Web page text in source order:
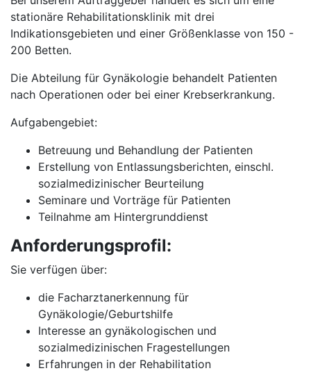
stationäre Rehabilitationsklinik mit drei
Indikationsgebieten und einer Größenklasse von 150 -
200 Betten.
Die Abteilung für Gynäkologie behandelt Patienten
nach Operationen oder bei einer Krebserkrankung.
Aufgabengebiet:
Betreuung und Behandlung der Patienten
Erstellung von Entlassungsberichten, einschl.
sozialmedizinischer Beurteilung
Seminare und Vorträge für Patienten
Teilnahme am Hintergrunddienst
Anforderungsprofil:
Sie verfügen über:
die Facharztanerkennung für
Gynäkologie/Geburtshilfe
Interesse an gynäkologischen und
sozialmedizinischen Fragestellungen
Erfahrungen in der Rehabilitation